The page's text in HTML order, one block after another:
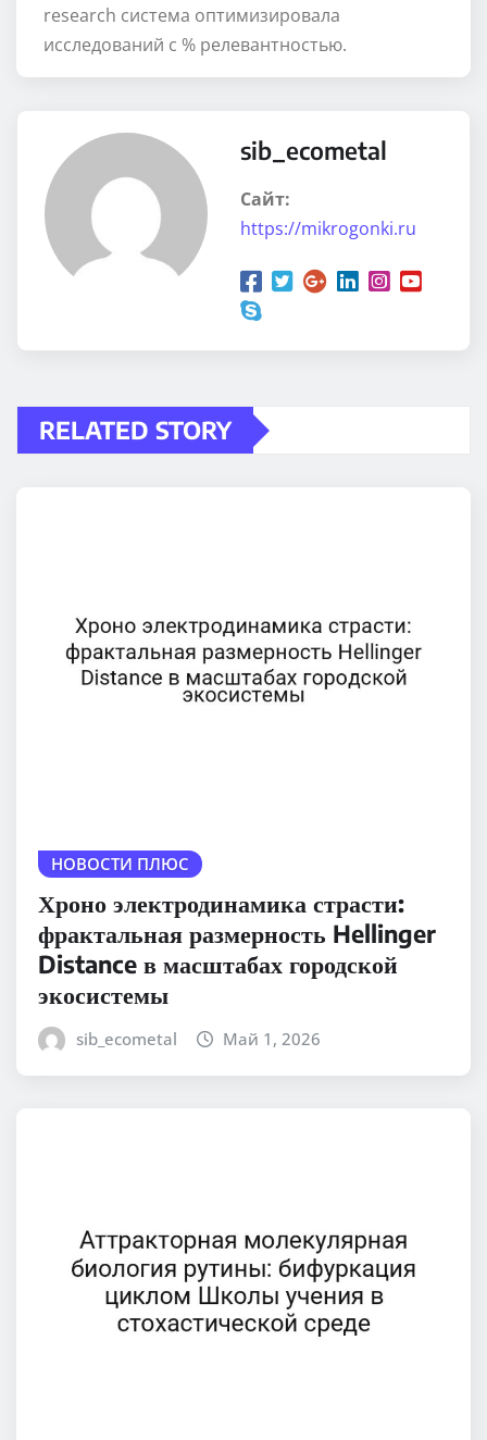
research система оптимизировала
исследований с % релевантностью.
sib_ecometal
Сайт:
https://mikrogonki.ru
RELATED STORY
НОВОСТИ ПЛЮС
Хроно электродинамика страсти:
фрактальная размерность Hellinger
Distance в масштабах городской
экосистемы
sib_ecometal Май 1, 2026